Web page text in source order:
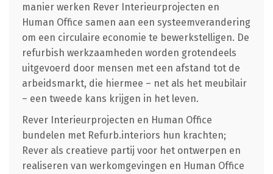
manier werken Rever Interieurprojecten en
Human Office samen aan een systeemverandering
om een circulaire economie te bewerkstelligen. De
refurbish werkzaamheden worden grotendeels
uitgevoerd door mensen met een afstand tot de
arbeidsmarkt, die hiermee – net als het meubilair
– een tweede kans krijgen in het leven.
Rever Interieurprojecten en Human Office
bundelen met Refurb.interiors hun krachten;
Rever als creatieve partij voor het ontwerpen en
realiseren van werkomgevingen en Human Office